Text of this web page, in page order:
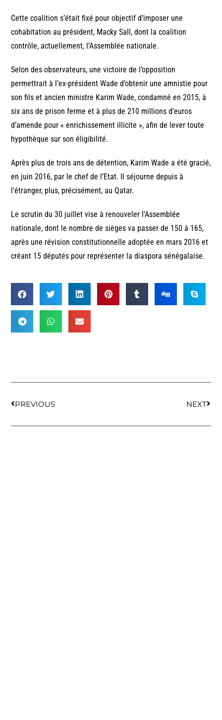
Cette coalition s’était fixé pour objectif d’imposer une
cohabitation au président, Macky Sall, dont la coalition
contrôle, actuellement, l’Assemblée nationale.
Selon des observateurs, une victoire de l’opposition
permettrait à l’ex-président Wade d’obtenir une amnistie pour
son fils et ancien ministre Karim Wade, condamné en 2015, à
six ans de prison ferme et à plus de 210 millions d’euros
d’amende pour « enrichissement illicite », afin de lever toute
hypothèque sur son éligibilité.
Après plus de trois ans de détention, Karim Wade a été gracié,
en juin 2016, par le chef de l’Etat. Il séjourne depuis à
l’étranger, plus, précisément, au Qatar.
Le scrutin du 30 juillet vise à renouveler l’Assemblée
nationale, dont le nombre de sièges va passer de 150 à 165,
après une révision constitutionnelle adoptée en mars 2016 et
créant 15 députés pour représenter la diaspora sénégalaise.
PREVIOUS NEXT